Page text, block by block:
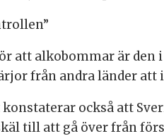
att alkobommar är
från andra länder
också att
till att gå över från